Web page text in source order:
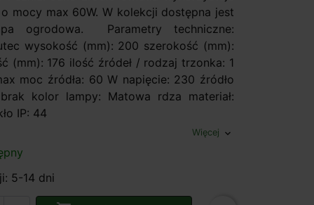
mocy max 60W. W kolekcji dostępna jest
ogrodowa. Parametry techniczne:
wysokość (mm): 200 szerokość (mm):
(mm): 176 ilość źródeł / rodzaj trzonka: 1
moc źródła: 60 W napięcie: 230 źródło
kolor lampy: Matowa rdza materiał:
IP: 44
Więcej expand_more
5-14 dni